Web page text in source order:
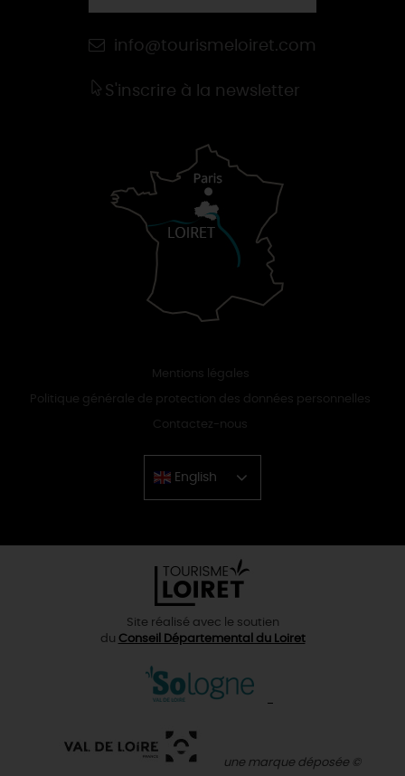
info@tourismeloiret.com
S'inscrire à la newsletter
Mentions légales
Politique générale de protection des données personnelles
Contactez-nous
English
Chinese
Site réalisé avec le soutien
du Conseil Départemental du Loiret
une marque déposée ©